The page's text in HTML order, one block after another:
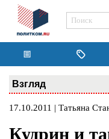
Взгляд
17.10.2011 | Татьяна
Кудрин и